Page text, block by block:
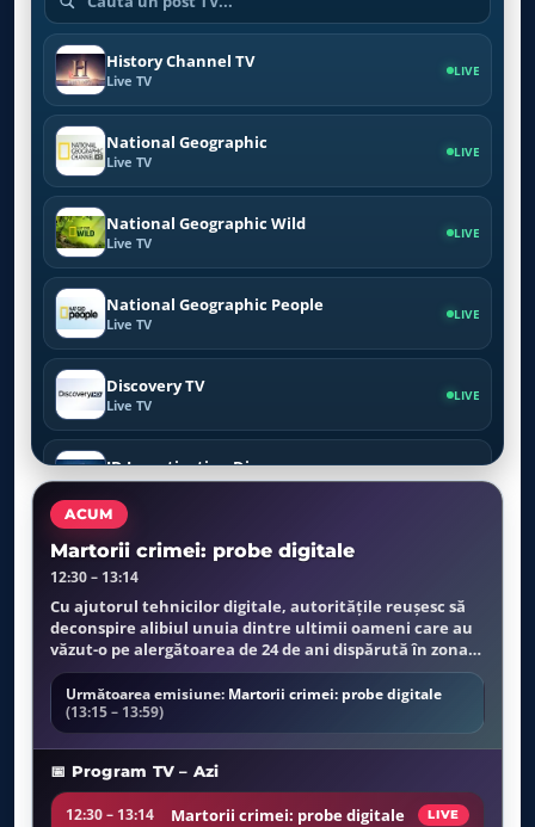
History Channel TV
Live TV
LIVE
National Geographic
Live TV
LIVE
National Geographic Wild
Live TV
LIVE
National Geographic People
Live TV
LIVE
Discovery TV
Live TV
LIVE
ID Investigation Disovery
Live TV
Crime Investigation TV
Live TV
Viasat Nature
Live TV
LIVE
Viasat History
Live TV
Viasat Explorer
Live TV
LIVE
ACUM
Martorii crimei: probe digitale
12:30 – 13:14
Cu ajutorul tehnicilor digitale, autoritățile reușesc să
deconspire alibiul unuia dintre ultimii oameni care au
văzut-o pe alergătoarea de 24 de ani dispărută în zona
rurală din Arkansas, acesta devenind principalul
suspect al crimei.
Următoarea emisiune: Martorii crimei: probe digitale
(13:15 – 13:59)
📅 Program TV – Azi
12:30 – 13:14 Martorii crimei: probe digitale LIVE